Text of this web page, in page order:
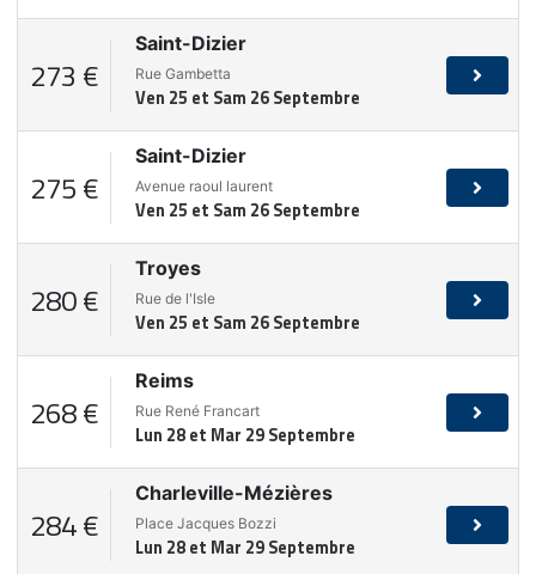
273 €
Saint-Dizier
Rue Gambetta
Ven 25 et Sam 26 Septembre
275 €
Saint-Dizier
Avenue raoul laurent
Ven 25 et Sam 26 Septembre
280 €
Troyes
Rue de l'Isle
Ven 25 et Sam 26 Septembre
268 €
Reims
Rue René Francart
Lun 28 et Mar 29 Septembre
284 €
Charleville-Mézières
Place Jacques Bozzi
Lun 28 et Mar 29 Septembre